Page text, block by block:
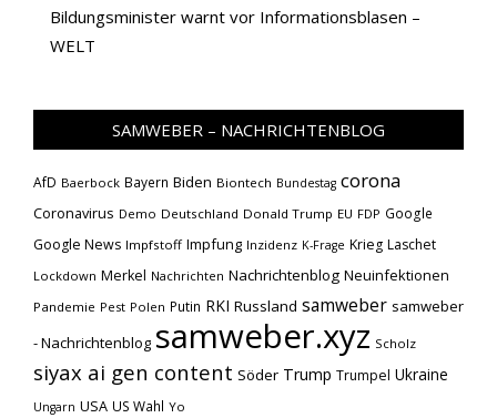
Bildungsminister warnt vor Informationsblasen –
WELT
SAMWEBER – NACHRICHTENBLOG
AfD Baerbock Bayern Biden Biontech Bundestag corona
Coronavirus Demo Deutschland Donald Trump EU FDP Google
Google News Impfstoff Impfung Inzidenz K-Frage Krieg Laschet
Lockdown Merkel Nachrichten Nachrichtenblog Neuinfektionen
Pandemie Pest Polen Putin RKI Russland samweber samweber
- Nachrichtenblog samweber.xyz Scholz
siyax ai gen content Söder Trump Trumpel Ukraine
Ungarn USA US Wahl Yo